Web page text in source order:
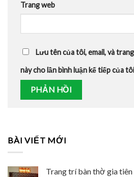
BÀI VIẾT MỚI
Trang trí bàn thờ gia tiên
Trang web
Lưu tên của tôi, email, và
này cho lần bình luận kế tiếp của